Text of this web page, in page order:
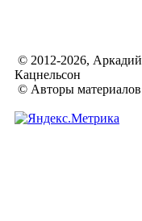
© 2012-2026, Аркадий
Кацнельсон
© Авторы материалов